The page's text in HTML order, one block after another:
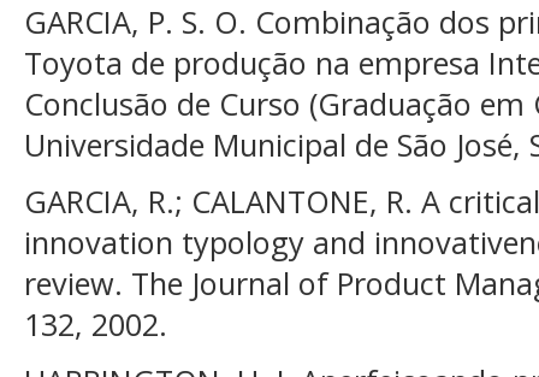
GARCIA, P. S. O. Combinação dos
Toyota de produção na empresa
Conclusão de Curso (Graduação em
Universidade Municipal de São José,
GARCIA, R.; CALANTONE, R. A
innovation typology and
review. The Journal of Product
132, 2002.